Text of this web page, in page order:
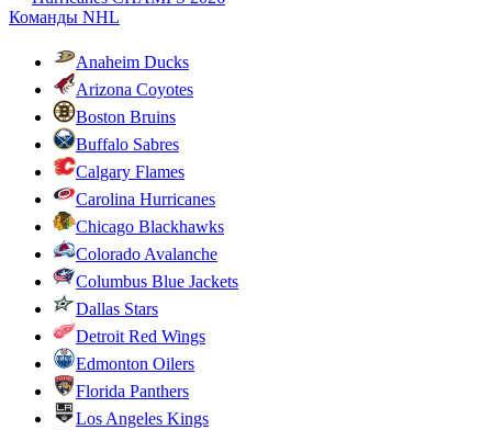
Команды NHL
Anaheim Ducks
Arizona Coyotes
Boston Bruins
Buffalo Sabres
Calgary Flames
Carolina Hurricanes
Chicago Blackhawks
Colorado Avalanche
Columbus Blue Jackets
Dallas Stars
Detroit Red Wings
Edmonton Oilers
Florida Panthers
Los Angeles Kings